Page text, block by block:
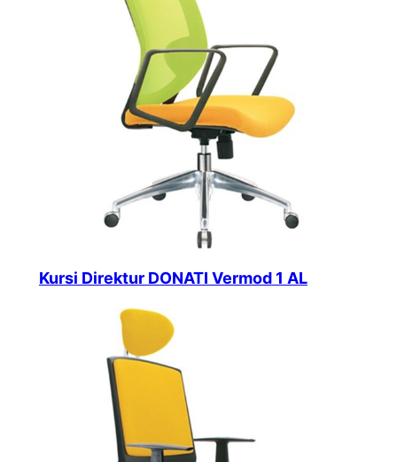
Kursi Direktur DONATI Vermod 1 AL